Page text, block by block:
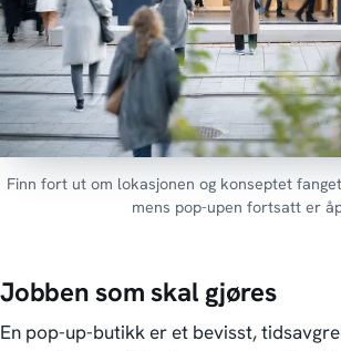
Finn fort ut om lokasjonen og konseptet
mens pop-upen fortsatt er
Jobben som skal gjøres
En pop-up-butikk er et bevisst,